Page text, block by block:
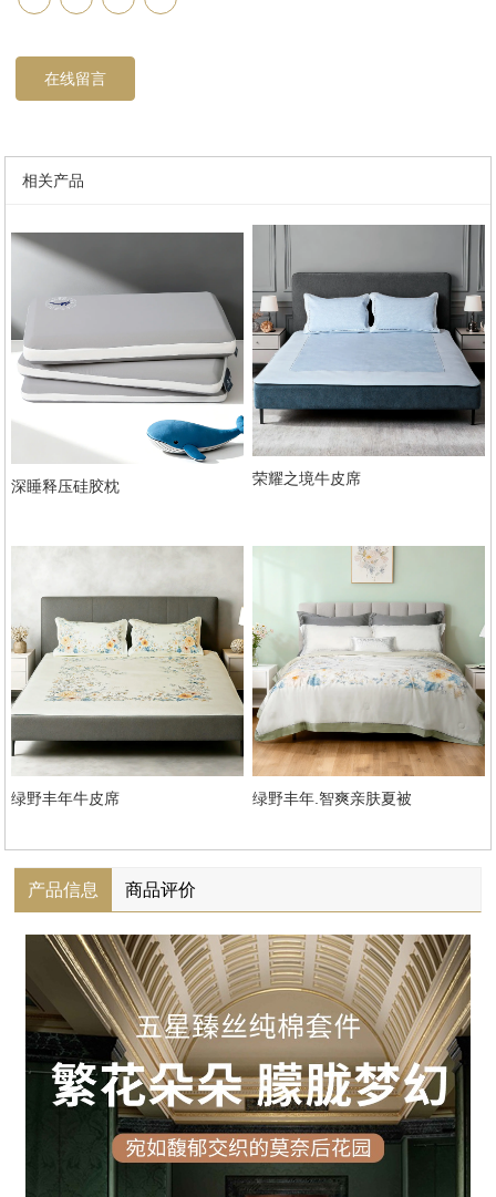
在线留言
相关产品
深睡释压硅胶枕 荣耀之境牛皮席
绿野丰年牛皮席 绿野丰年.智爽亲肤夏被
产品信息 商品评价